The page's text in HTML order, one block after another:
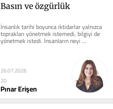
Basın ve özgürlük
İnsanlık tarihi boyunca iktidarlar yalnızca
toprakları yönetmek istemedi, bilgiyi de
yönetmek istedi. İnsanların neyi
bileceğine, neyi...
26.07.2026
20
Pınar Erişen